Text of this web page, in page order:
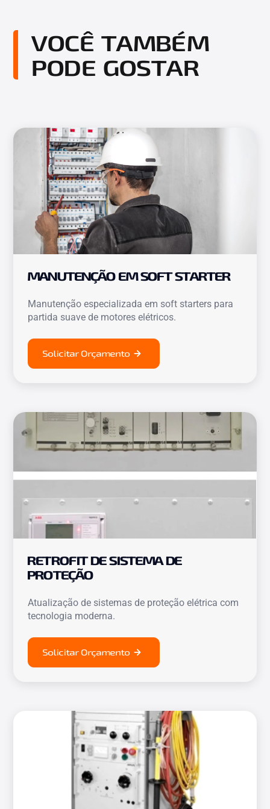
VOCÊ TAMBÉM
PODE GOSTAR
MANUTENÇÃO EM SOFT STARTER
Manutenção especializada em soft starters para
partida suave de motores elétricos.
Solicitar Orçamento
RETROFIT DE SISTEMA DE
PROTEÇÃO
Atualização de sistemas de proteção elétrica com
tecnologia moderna.
Solicitar Orçamento